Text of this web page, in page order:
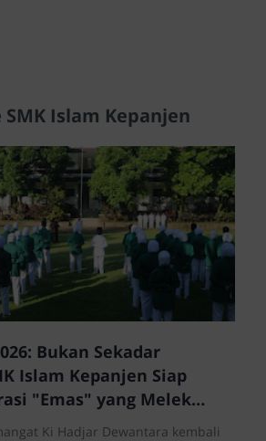
Islam Kepanjen
Bukan Sekadar
Islam Kepanjen Siap
"Emas" yang Melek